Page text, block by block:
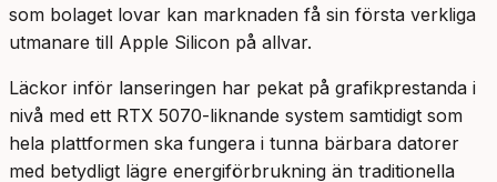
som bolaget lovar kan marknaden få sin första verkliga
utmanare till Apple Silicon på allvar.
Läckor inför lanseringen har pekat på grafikprestanda i
nivå med ett RTX 5070-liknande system samtidigt som
hela plattformen ska fungera i tunna bärbara datorer
med betydligt lägre energiförbrukning än traditionella